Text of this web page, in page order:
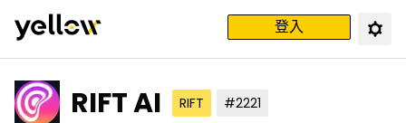
登入
RIFT AI RIFT #2221